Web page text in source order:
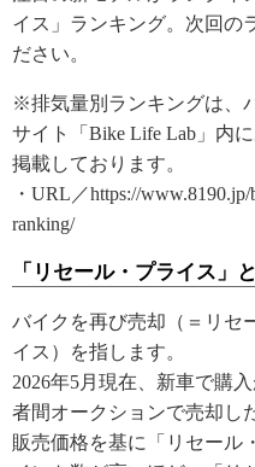
イス」ランキング。次回の
ださい。
※排気量別ランキングは、
サイト「Bike Life Lab」内
掲載しております。
・URL／https://
ranking/
「リセール・プライス」
バイクを再び売却（＝リセ
イス）を指します。
2026年5月現在、新車で購
者間オークションで売却し
販売価格を基に「リセール